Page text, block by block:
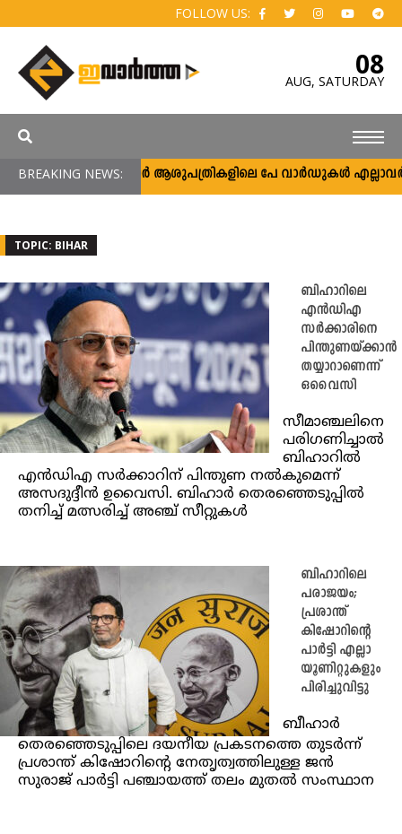
FOLLOW US:
08
AUG, SATURDAY
BREAKING NEWS:
സർക്കാർ ആശുപത്രികളിലെ പേ വാർഡുകൾ എല്ലാവർക്കും;
TOPIC: BIHAR
ബിഹാറിലെ
എൻഡിഎ
സർക്കാരിനെ
പിന്തുണയ്ക്കാൻ
തയ്യാറാണെന്ന്
ഒവൈസി
സീമാഞ്ചലിനെ
പരിഗണിച്ചാല്‍
ബിഹാറില്‍
എന്‍ഡിഎ സര്‍ക്കാറിന് പിന്തുണ നല്‍കുമെന്ന്
അസദുദ്ദീന്‍ ഉവൈസി. ബിഹാര്‍ തെരഞ്ഞെടുപ്പില്‍
തനിച്ച് മത്സരിച്ച് അഞ്ച് സീറ്റുകള്‍
ബിഹാറിലെ
പരാജയം;
പ്രശാന്ത്
കിഷോറിന്റെ
പാർട്ടി എല്ലാ
യൂണിറ്റുകളും
പിരിച്ചുവിട്ടു
ബീഹാർ
തെരഞ്ഞെടുപ്പിലെ ദയനീയ പ്രകടനത്തെ തുടർന്ന്
പ്രശാന്ത് കിഷോറിന്റെ നേതൃത്വത്തിലുള്ള ജൻ
സുരാജ് പാർട്ടി പഞ്ചായത്ത് തലം മുതൽ സംസ്ഥാന